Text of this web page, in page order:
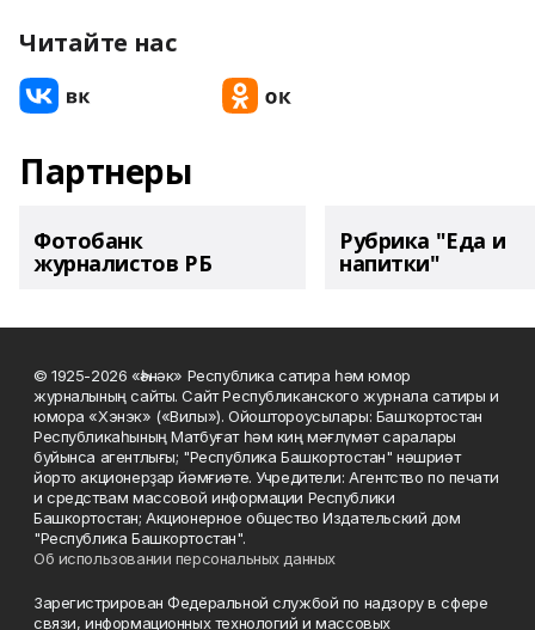
Читайте нас
Партнеры
Фотобанк
журналистов РБ
Рубрика "Еда и
напитки"
© 1925-2026 «Һәнәк» Республика сатира һәм юмор
журналының сайты. Сайт Республиканского журнала сатиры и
юмора «Хэнэк» («Вилы»). Ойоштороусылары: Башҡортостан
Республикаһының Матбуғат һәм киң мәғлүмәт саралары
буйынса агентлығы; "Республика Башкортостан" нәшриәт
йорто акционерҙар йәмғиәте. Учредители: Агентство по печати
и средствам массовой информации Республики
Башкортостан; Акционерное общество Издательский дом
"Республика Башкортостан".
Об использовании персональных данных
Зарегистрирован Федеральной службой по надзору в сфере
связи, информационных технологий и массовых